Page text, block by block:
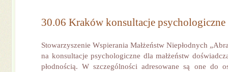
30.06 Kraków konsultacje psychologiczne
Stowarzyszenie Wspierania Małżeństw Niepłodnych
na konsultacje psychologiczne dla małżeństw
płodnością. W szczególności adresowane są one do